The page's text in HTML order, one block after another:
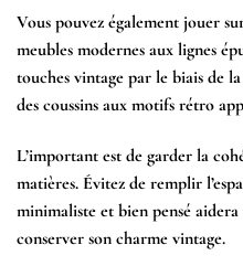
Vous pouvez également jouer
meubles modernes aux lignes
touches vintage par le biais de
des coussins aux motifs rétro
L’important est de garder la
matières. Évitez de remplir
minimaliste et bien pensé
conserver son charme vintage.